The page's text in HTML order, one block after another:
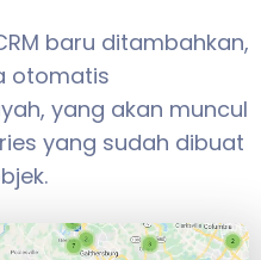
baru ditambahkan,
otomatis
yang akan muncul
yang sudah dibuat